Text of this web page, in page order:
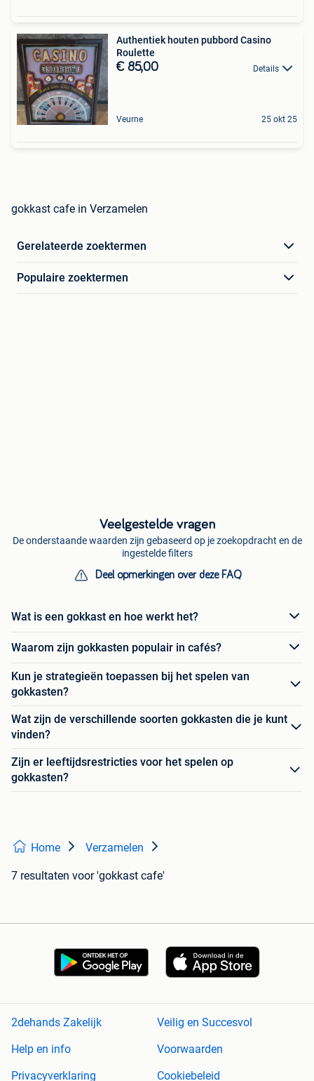
Authentiek houten pubbord Casino
Roulette
€ 85,00 Details
Veurne 25 okt 25
gokkast cafe in Verzamelen
Gerelateerde zoektermen
Populaire zoektermen
Veelgestelde vragen
De onderstaande waarden zijn gebaseerd op je zoekopdracht en de
ingestelde filters
Deel opmerkingen over deze FAQ
Wat is een gokkast en hoe werkt het?
Waarom zijn gokkasten populair in cafés?
Kun je strategieën toepassen bij het spelen van
gokkasten?
Wat zijn de verschillende soorten gokkasten die je kunt
vinden?
Zijn er leeftijdsrestricties voor het spelen op
gokkasten?
Home Verzamelen
7 resultaten voor 'gokkast cafe'
2dehands Zakelijk
Veilig en Succesvol
Help en info
Voorwaarden
Privacyverklaring
Cookiebeleid